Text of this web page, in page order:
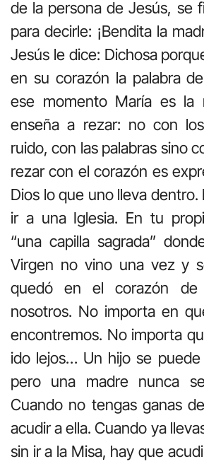
de la persona de Jesús, se
para decirle: ¡Bendita la
Jesús le dice: Dichosa
en su corazón la palabra
ese momento María es la
enseña a rezar: no con
ruido, con las palabras sino
rezar con el corazón es
Dios lo que uno lleva
ir a una Iglesia. En tu
“una capilla sagrada”
Virgen no vino una vez y
quedó en el corazón
nosotros. No importa en
encontremos. No importa
ido lejos… Un hijo se
pero una madre nunca
Cuando no tengas ganas
acudir a ella. Cuando ya
sin ir a la Misa, hay que